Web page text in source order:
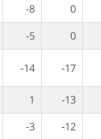
-8 0
-5 0
-14 -17
1 -13
-3 -12